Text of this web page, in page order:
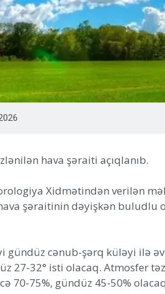
hava şəraiti açıqlanıb.
Xidmətindən verilən
şəraitinin dəyişkən buludlu
gündüz cənub-şərq küləyi ilə
27-32° isti olacaq. Atmosfer
70-75%, gündüz 45-50%